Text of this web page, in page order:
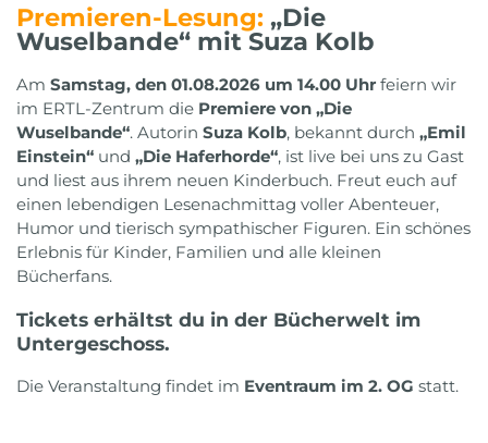
Premieren-Lesung: „Die
Wuselbande“ mit Suza Kolb
Am Samstag, den 01.08.2026 um 14.00 Uhr feiern wir
im ERTL-Zentrum die Premiere von „Die
Wuselbande“. Autorin Suza Kolb, bekannt durch „Emil
Einstein“ und „Die Haferhorde“, ist live bei uns zu Gast
und liest aus ihrem neuen Kinderbuch. Freut euch auf
einen lebendigen Lesenachmittag voller Abenteuer,
Humor und tierisch sympathischer Figuren. Ein schönes
Erlebnis für Kinder, Familien und alle kleinen
Bücherfans.
Tickets erhältst du in der Bücherwelt im
Untergeschoss.
Die Veranstaltung findet im Eventraum im 2. OG statt.